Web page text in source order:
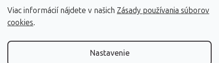
Viac informácií nájdete v našich Zásady používania súborov
cookies.
Nastavenie
Vytvoril Shoptet Premium